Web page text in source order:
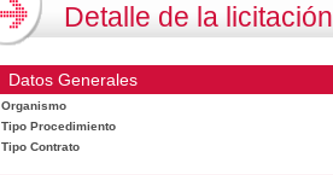
Detalle de la licitación
Datos Generales
Organismo
Tipo Procedimiento
Tipo Contrato